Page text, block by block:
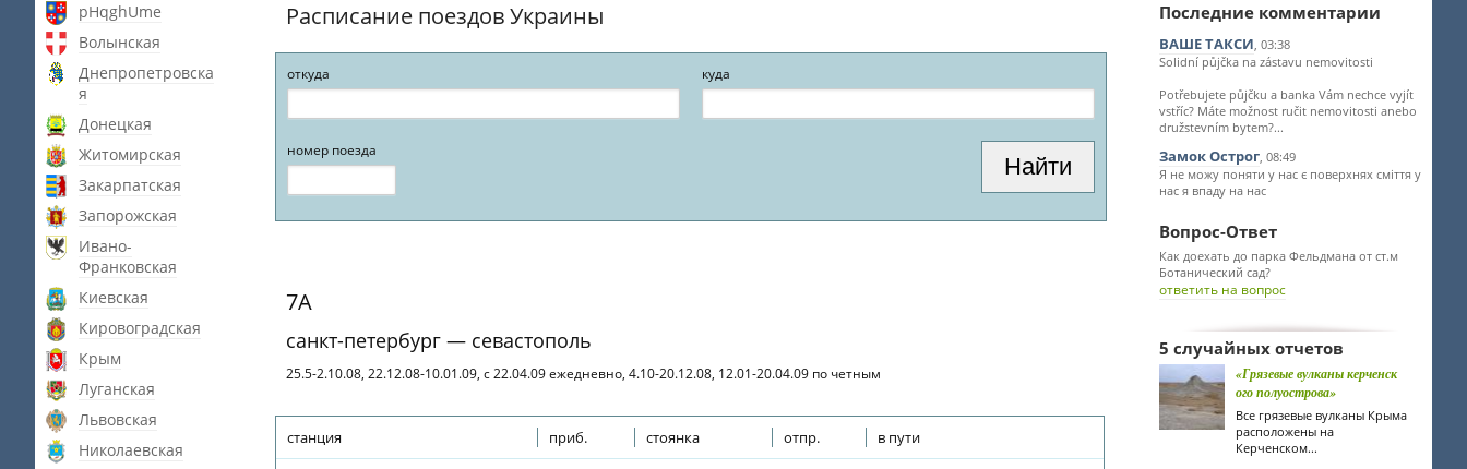
pHqghUme
Волынская
Днепропетровска
я
Донецкая
Житомирская
Закарпатская
Запорожская
Ивано-
Франковская
Киевская
Кировоградская
Крым
Луганская
Львовская
Николаевская
Расписание поездов Украины
откуда куда
номер поезда
7А
санкт-петербург — севастополь
25.5-2.10.08, 22.12.08-10.01.09, с 22.04.09 ежедневно, 4.10-20.12.08, 12.01-20.04.09 по четным
станция приб. стоянка отпр. в пути
Последние комментарии
ВАШЕ ТАКСИ, 03:38
Solidní půjčka na zástavu nemovitosti
Potřebujete půjčku a banka Vám nechce vyjít
vstříc? Máte možnost ručit nemovitosti anebo
družstevním bytem?...
Замок Острог, 08:49
Я не можу поняти у нас є поверхнях сміття у
нас я впаду на нас
Вопрос-Ответ
Как доехать до парка Фельдмана от ст.м
Ботанический сад?
ответить на вопрос
5 случайных отчетов
«Грязевые вулканы керченск
ого полуострова»
Все грязевые вулканы Крыма
расположены на
Керченском...